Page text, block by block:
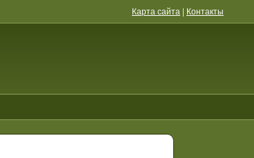
Карта сайта | Контакты